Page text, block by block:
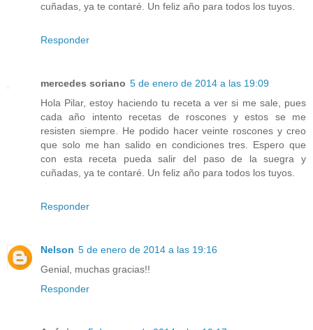
cuñadas, ya te contaré. Un feliz año para todos los tuyos.
Responder
mercedes soriano 5 de enero de 2014 a las 19:09
Hola Pilar, estoy haciendo tu receta a ver si me sale, pues
cada año intento recetas de roscones y estos se me
resisten siempre. He podido hacer veinte roscones y creo
que solo me han salido en condiciones tres. Espero que
con esta receta pueda salir del paso de la suegra y
cuñadas, ya te contaré. Un feliz año para todos los tuyos.
Responder
Nelson 5 de enero de 2014 a las 19:16
Genial, muchas gracias!!
Responder